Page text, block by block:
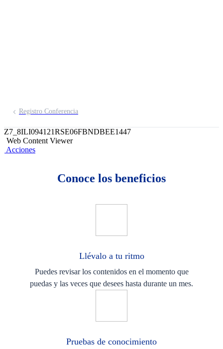
Registro Conferencia
Z7_8ILI094121RSE06FBNDBEE1447
Web Content Viewer
Acciones
Conoce los beneficios
Llévalo a tu ritmo
Puedes revisar los contenidos en el momento que
puedas y las veces que desees hasta durante un mes.
Pruebas de conocimiento